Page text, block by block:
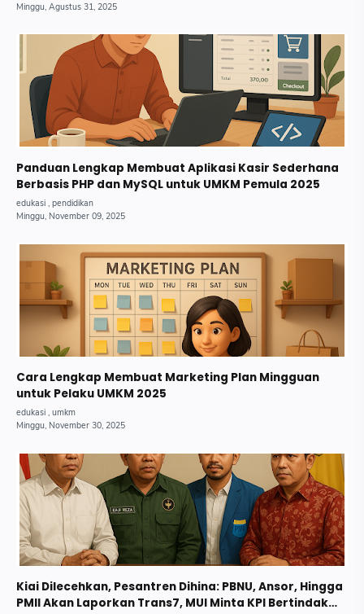
Panduan Lengkap Membuat Aplikasi Kasir Sederhana
Berbasis PHP dan MySQL untuk UMKM Pemula 2025
Cara Lengkap Membuat Marketing Plan Mingguan
untuk Pelaku UMKM 2025
Kiai Dilecehkan, Pesantren Dihina: PBNU, Ansor, Hingga
PMII Akan Laporkan Trans7, MUI Minta KPI Bertindak